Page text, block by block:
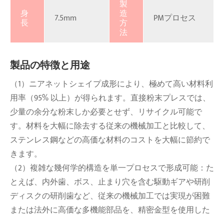
身
長 7.5mm
製
造
方
法
PMプロセス
製品の特徴と用途
（1）ニアネットシェイプ成形により、極めて高い材料利
用率（95% 以上）が得られます。直接粉末プレスでは、
少量の余分な粉末しか必要とせず、リサイクル可能で
す。材料を大幅に除去する従来の機械加工と比較して、
ステンレス鋼などの高価な材料のコストを大幅に節約で
きます。
（2）複雑な幾何学的構造を単一プロセスで形成可能：た
とえば、内外歯、ボス、止まり穴を含む駆動ギアや研削
ディスクの研削歯など、従来の機械加工では実現が困難
または法外に高価な多機能部品を、精密金型を使用した